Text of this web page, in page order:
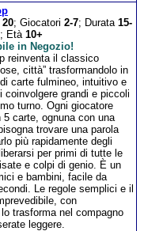
20; Giocatori 2-7; Durata 15-
Età 10+
in Negozio!
reinventa il classico
città” trasformandolo in
carte fulmineo, intuitivo e
coinvolgere grandi e piccoli
turno. Ogni giocatore
5 carte, ognuna con una
trovare una parola
più rapidamente degli
per primi di tutte le
e colpi di genio. È un
e bambini, facile da
Le regole semplici e il
con
lo trasforma nel compagno
leggere.